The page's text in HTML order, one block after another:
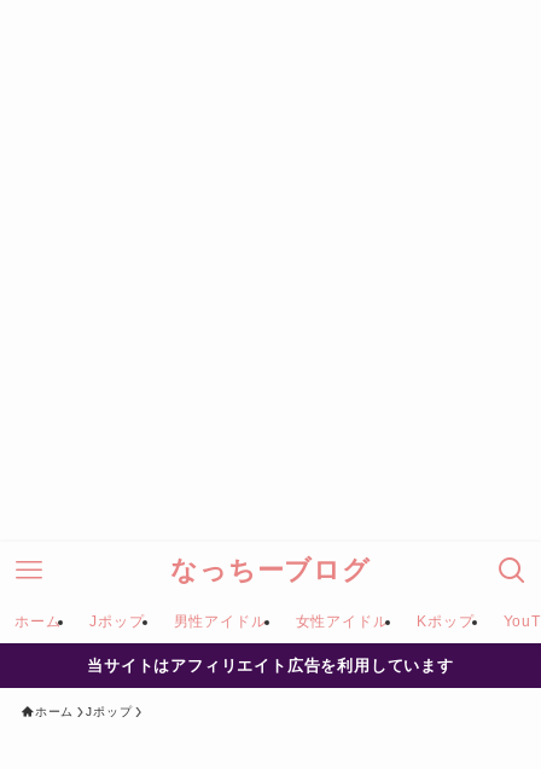
なっちーブログ
ホーム Jポップ 男性アイドル 女性アイドル Kポップ
当サイトはアフィリエイト広告を利用しています
ホーム Jポップ